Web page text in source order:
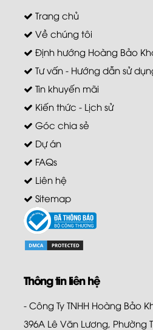
Trang chủ
Về chúng tôi
Định hướng Hoàng Bảo
Tư vấn - Hướng dẫn sử
Tin khuyến mãi
Kiến thức - Lịch sử
Góc chia sẻ
Dự án
FAQs
Liên hệ
Sitemap
Thông tin liên hệ
- Công Ty TNHH Hoàng Bảo
396A Lê Văn Lương, Phường